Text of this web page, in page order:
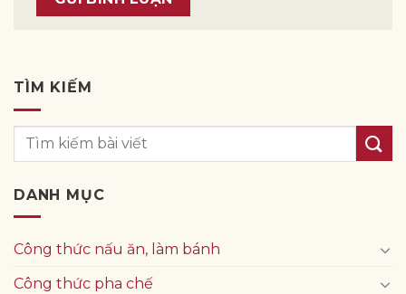
TÌM KIẾM
DANH MỤC
Công thức nấu ăn, làm bánh
Công thức pha chế